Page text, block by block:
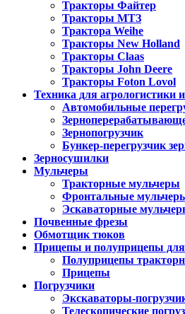
Тракторы Файтер
Тракторы МТЗ
Трактора Weihe
Тракторы New Holland
Тракторы Claas
Тракторы John Deere
Тракторы Foton Lovol
Техника для агрологистики
Автомобильные
Зернопогрузчик
Бункер-перегрузчик
Зерносушилки
Мульчеры
Тракторные мульчеры
Фронтальные
Эскаваторные
Почвенные фрезы
Обмотщик тюков
Прицепы и полуприцепы для
Полуприцепы
Прицепы
Погрузчики
Экскаваторы-
Телескопические